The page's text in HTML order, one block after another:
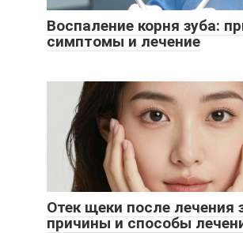
Воспаление корня зуба:
симптомы и лечение
Отек щеки после лечения
причины и способы